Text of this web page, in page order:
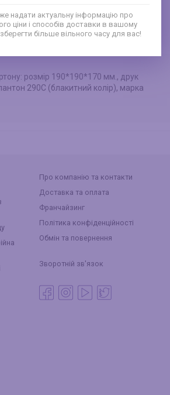
надати актуальну інформацію про
ціни і способів доставки в вашому
більше вільного часу для вас!
Зауважте, на
не
розмір 190*190*170 мм., друк
290С (блакитний колір), марка
Про компанію та контакти
Доставка та оплата
Франчайзинг
Політика конфіденційності
Обмін та повернення
Зворотній зв'язок